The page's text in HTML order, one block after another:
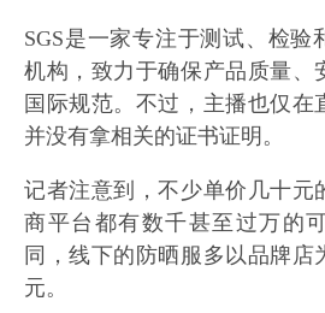
SGS是一家专注于测试、检验
机构，致力于确保产品质量、
国际规范。不过，主播也仅在
并没有拿相关的证书证明。
记者注意到，不少单价几十元
商平台都有数千甚至过万的
同，线下的防晒服多以品牌店
元。